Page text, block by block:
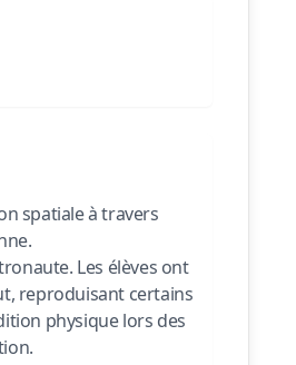
spatiale à travers
Les élèves ont
reproduisant certains
physique lors des